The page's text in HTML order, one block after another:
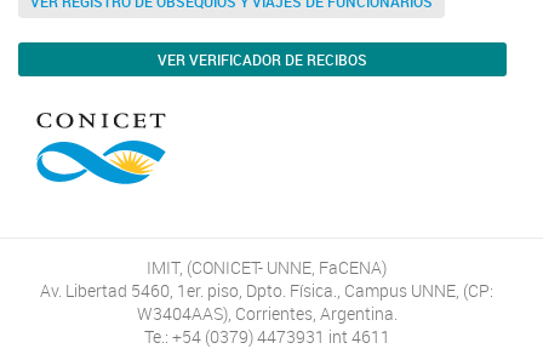
VER VERIFICADOR DE RECIBOS
IMIT, (CONICET- UNNE, FaCENA)
Av. Libertad 5460, 1er. piso, Dpto. Física., Campus UNNE, (CP:
W3404AAS), Corrientes, Argentina.
Te.: +54 (0379) 4473931 int 4611